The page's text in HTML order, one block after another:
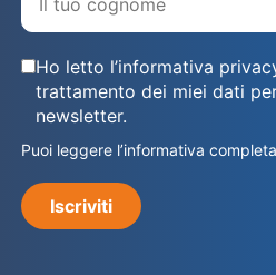
Ho letto l’informativa
trattamento dei miei dati
newsletter.
Puoi leggere l’informativa
Iscriviti